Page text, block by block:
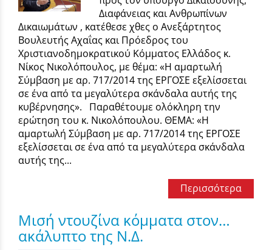
Διαφάνειας και Ανθρωπίνων
Δικαιωμάτων , κατέθεσε χθες ο Ανεξάρτητος
Βουλευτής Αχαΐας και Πρόεδρος του
Χριστιανοδημοκρατικού Κόμματος Ελλάδος κ.
Νίκος Νικολόπουλος, με θέμα: «Η αμαρτωλή
Σύμβαση με αρ. 717/2014 της ΕΡΓΟΣΕ εξελίσσεται
σε ένα από τα μεγαλύτερα σκάνδαλα αυτής της
κυβέρνησης». Παραθέτουμε ολόκληρη την
ερώτηση του κ. Νικολόπουλου. ΘΕΜΑ: «Η
αμαρτωλή Σύμβαση με αρ. 717/2014 της ΕΡΓΟΣΕ
εξελίσσεται σε ένα από τα μεγαλύτερα σκάνδαλα
αυτής της...
Περισσότερα
Μισή ντουζίνα κόμματα στον…
ακάλυπτο της Ν.Δ.